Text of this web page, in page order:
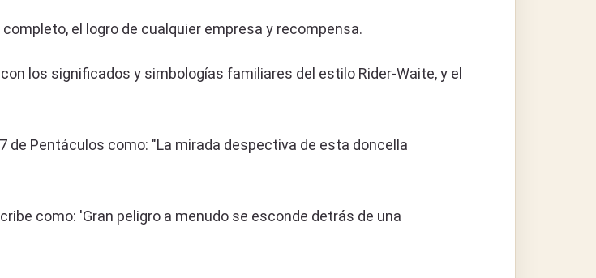
el logro de cualquier empresa y recompensa.
los significados y simbologías familiares del estilo Rider-Waite, y el
Pentáculos como: "La mirada despectiva de esta doncella
como: 'Gran peligro a menudo se esconde detrás de una